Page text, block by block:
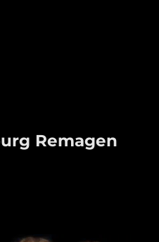
Remagen